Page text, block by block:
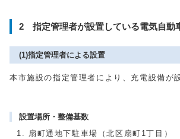
2 指定管理者が設置している電気自動
(1)指定管理者による設置
本市施設の指定管理者により、充電設備が
設置場所・整備基数
扇町通地下駐車場（北区扇町1丁目）